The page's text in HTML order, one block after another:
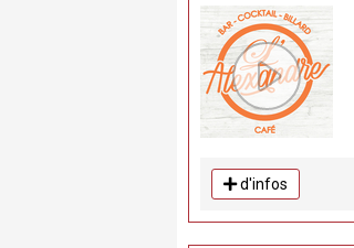
d'infos